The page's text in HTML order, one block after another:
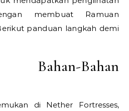
membuat Ramuan
panduan langkah demi
Bahan-Bahan
di Nether Fortresses,